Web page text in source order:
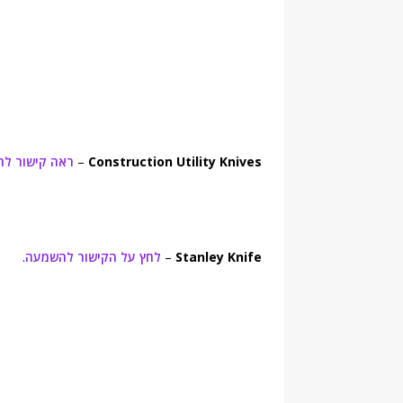
Construction Utility Knives
– ראה קישור
Stanley Knife
– לחץ על הקישור להשמעה.